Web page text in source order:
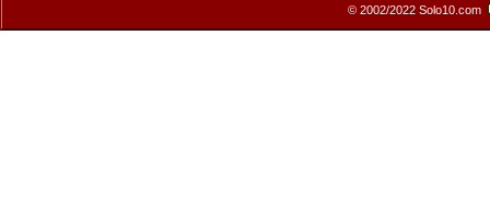
© 2002/2022 Solo10.com